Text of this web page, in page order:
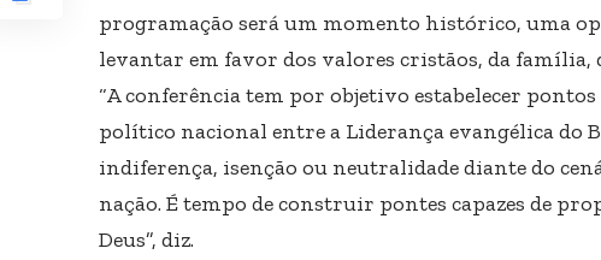
programação será um momento histórico, uma
levantar em favor dos valores cristãos, da família,
“A conferência tem por objetivo estabelecer
político nacional entre a Liderança evangélica do
indiferença, isenção ou neutralidade diante do
nação. É tempo de construir pontes capazes de
Deus”, diz.